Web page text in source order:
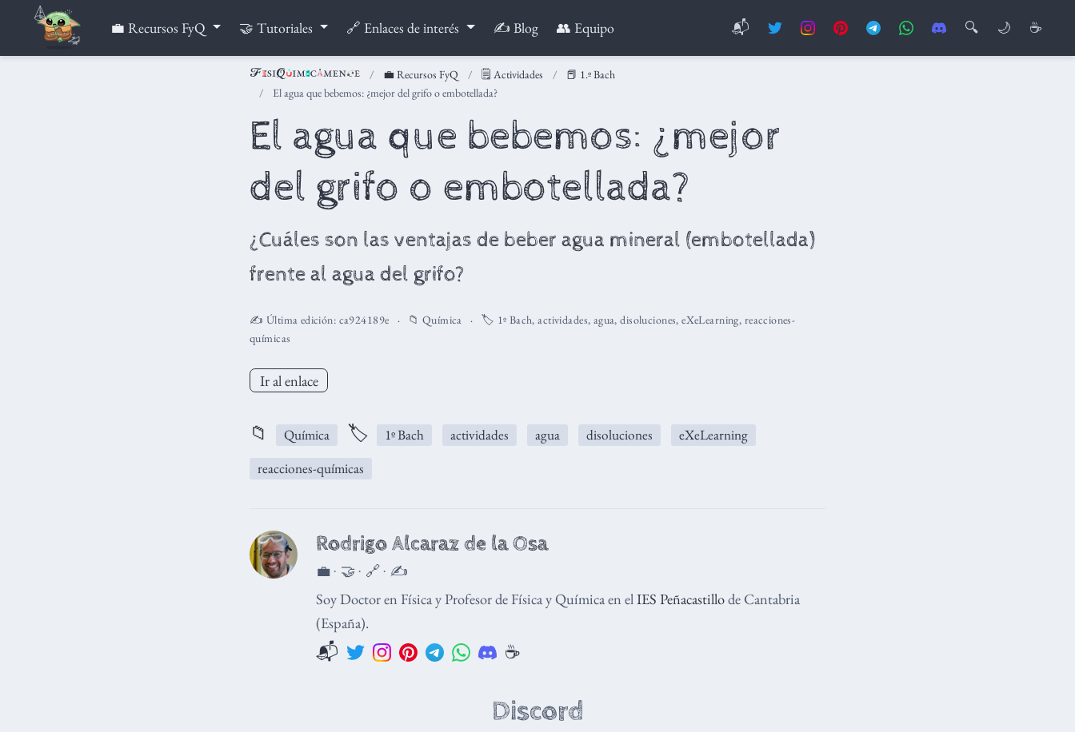
💼 Recursos FyQ 🤝 Tutoriales 🔗 Enlaces de interés ✍️ Blog 👥 Equipo 📬 🔍 🌙 ☕
💼 Recursos FyQ 🗒️ Actividades
📕 1.º Bach
El agua que bebemos: ¿mejor del grifo o embotellada?
El agua que bebemos: ¿mejor
del grifo o embotellada?
¿Cuáles son las ventajas de beber agua mineral (embotellada)
frente al agua del grifo?
✍️ Última edición: ca924189e 📁 Química 🏷️ 1º Bach,actividades, agua,disoluciones,eXeLearning, reacciones-
químicas
Ir al enlace
📁 Química 🏷️ 1º Bach actividades agua disoluciones
eXeLearning
reacciones-químicas
Rodrigo Alcaraz de la Osa
💼 · 🤝 · 🔗 · ✍️
Soy Doctor en Física y Profesor de Física y Química en elIES Peñacastillode Cantabria
(España).
📬 ☕️
Discord